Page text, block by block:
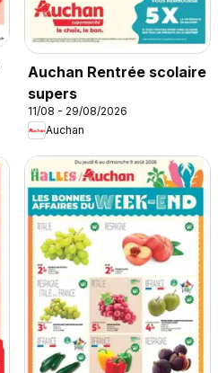
Auchan Rentrée scolaire
supers
11/08 - 29/08/2026
Auchan